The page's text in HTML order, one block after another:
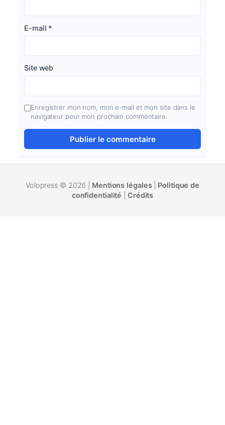
E-mail *
Site web
Enregistrer mon nom, mon e-mail et mon site dans le
navigateur pour mon prochain commentaire.
Volopress © 2026 | Mentions légales| Politique de
confidentialité
Crédits